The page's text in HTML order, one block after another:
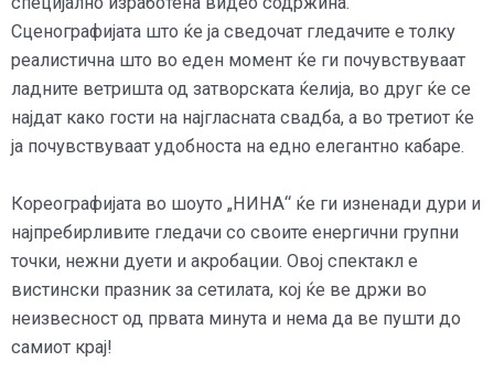
Сценографијата што ќе ја сведочат гледачите е толку
реалистична што во еден момент ќе ги почувствуваат
ладните ветришта од затворската ќелија, во друг ќе се
најдат како гости на најгласната свадба, а во третиот ќе
ја почувствуваат удобноста на едно елегантно кабаре.
Кореографијата во шоуто „НИНА“ ќе ги изненади дури и
најпребирливите гледачи со своите енергични групни
точки, нежни дуети и акробации. Овој спектакл е
вистински празник за сетилата, кој ќе ве држи во
неизвесност од првата минута и нема да ве пушти до
самиот крај!